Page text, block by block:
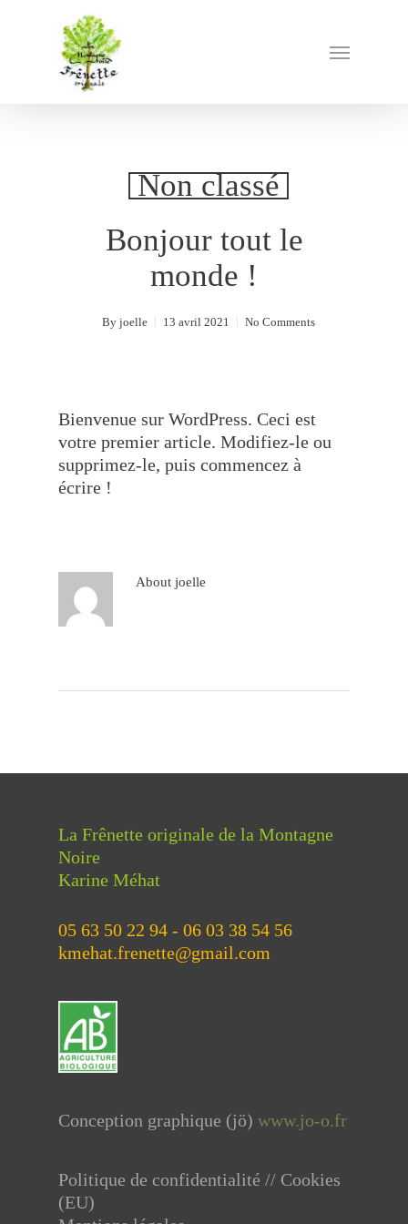
Non classé
Bonjour tout le
monde !
By joelle 13 avril 2021 No Comments
Bienvenue sur WordPress. Ceci est
votre premier article. Modifiez-le ou
supprimez-le, puis commencez à
écrire !
About joelle
La Frênette originale de la Montagne
Noire
Karine Méhat
05 63 50 22 94 - 06 03 38 54 56
kmehat.frenette@gmail.com
Conception graphique (jö) www.jo-o.fr
Politique de confidentialité // Cookies
(EU)